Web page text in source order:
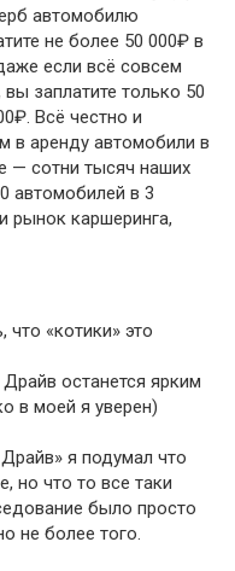
автомобилю
не более 50 000₽ в
если всё совсем
заплатите только 50
Всё честно и
в аренду автомобили в
— сотни тысяч наших
автомобилей в 3
рынок каршеринга,
«котики» это
останется ярким
в моей я уверен)
я подумал что
но что то все таки
было просто
не более того.